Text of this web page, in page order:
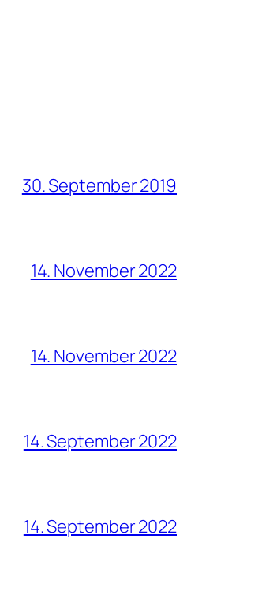
30. September 2019
14. November 2022
14. November 2022
14. September 2022
14. September 2022